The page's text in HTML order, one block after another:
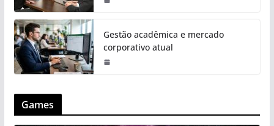
Gestão acadêmica e mercado
corporativo atual
Games